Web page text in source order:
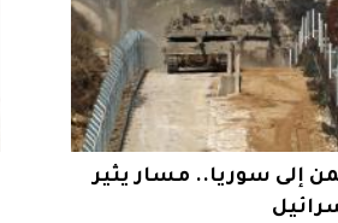
إلى سوريا.. مسار يثير